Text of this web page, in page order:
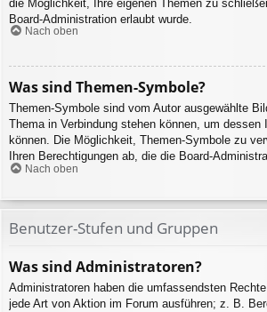
die Möglichkeit, Ihre eigenen Themen zu
Board-Administration erlaubt wurde.
Nach oben
Was sind Themen-Symbole?
Themen-Symbole sind vom Autor ausgewählte
Thema in Verbindung stehen können, um dessen
können. Die Möglichkeit, Themen-Symbole zu
Ihren Berechtigungen ab, die die Board-
Nach oben
Benutzer-Stufen und Gruppen
Was sind Administratoren?
Administratoren haben die umfassendsten
jede Art von Aktion im Forum ausführen; z. B.